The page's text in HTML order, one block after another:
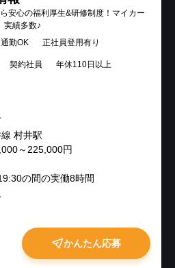
安心の福利厚生&研修制度！マイカー
実績多数♪
勤OK 正社員登用有り
契約社員 年休110日以上
村井駅
～225,000円
の間の実働8時間
かんたん応募